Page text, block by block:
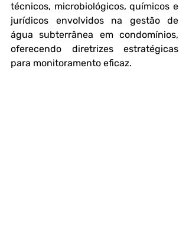
técnicos, microbiológicos, químicos e
jurídicos envolvidos na gestão de
água subterrânea em condomínios,
oferecendo diretrizes estratégicas
para monitoramento eficaz.